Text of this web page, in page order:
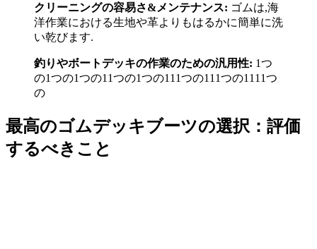
クリーニングの容易さ&メンテナンス: ゴムは,海
洋作業における生地や革よりもはるかに簡単に洗
い乾びます.
釣りやボートデッキの作業のための汎用性: 1つ
の1つの1つの11つの1つの111つの111つの1111つ
の
最高のゴムデッキブーツの選択：評価
するべきこと